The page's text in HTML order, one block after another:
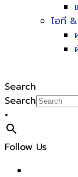
ไอที
Search
Search
×
Follow Us